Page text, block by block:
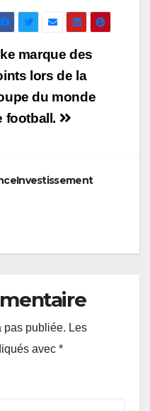
marque des
lors de la
du monde
football.
pas publiée. Les
avec *